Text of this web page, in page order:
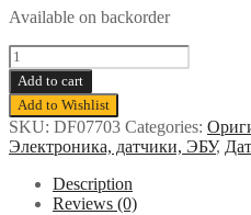
Available on backorder
Юнит
Defi
ADVANCE
Control
Unit
(для
Add to cart
Add to Wishlist
SKU: DF07703 Categories:
Электроника, датчики, ЭБУ,
Description
Reviews (0)